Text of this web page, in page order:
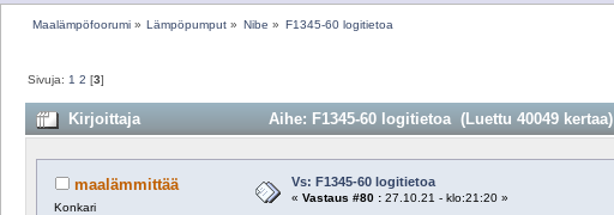
Maalämpöfoorumi» Lämpöpumput » Nibe » F1345-60 logitietoa
Sivuja: 1 2 [3]
Kirjoittaja Aihe: F1345-60 logitietoa (Luettu 40049 kertaa)
maalämmittää
Konkari
Vs: F1345-60 logitietoa
« Vastaus #80 :27.10.21 - klo:21:20 »